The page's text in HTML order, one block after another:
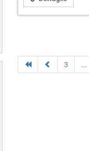
3 ...